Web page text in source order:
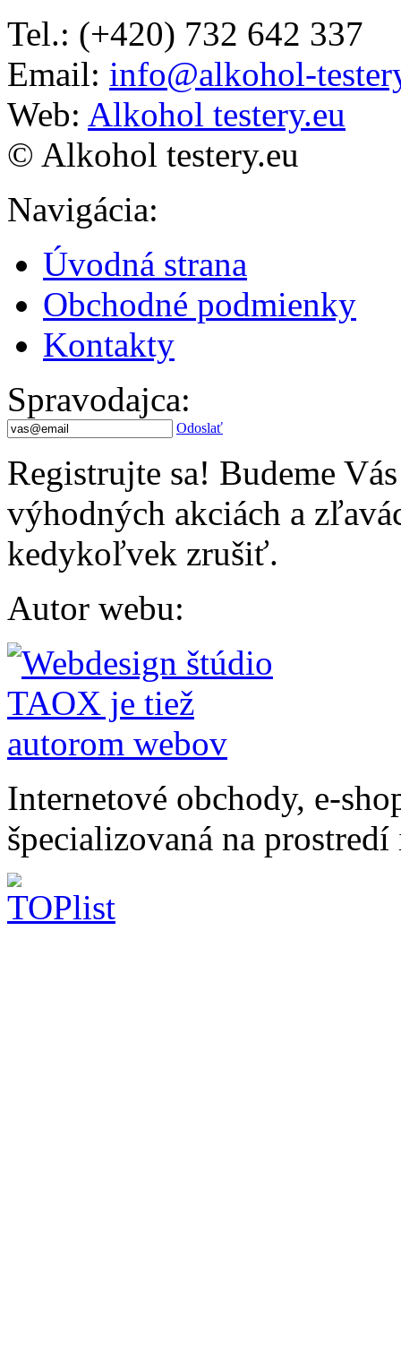
Tel.: (+420) 732 642 337
Email: info@alkohol-
Web: Alkohol testery.eu
© Alkohol testery.eu
Navigácia:
Úvodná strana
Obchodné podmienky
Kontakty
Spravodajca:
Odoslať
Registrujte sa! Budeme
výhodných akciách a
kedykoľvek zrušiť.
Autor webu:
Internetové obchody, e-
špecializovaná na